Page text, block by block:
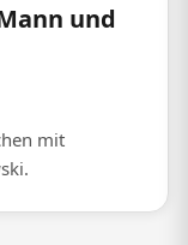
und
mit